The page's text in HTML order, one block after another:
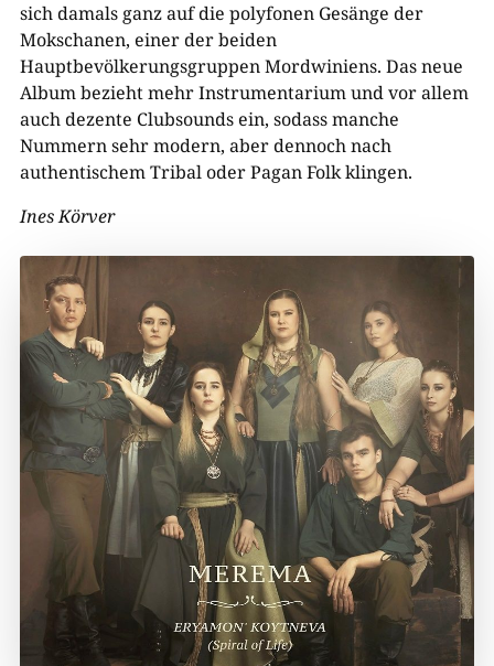
sich damals ganz auf die polyfonen Gesänge der
Mokschanen, einer der beiden
Hauptbevölkerungsgruppen Mordwiniens. Das neue
Album bezieht mehr Instrumentarium und vor allem
auch dezente Clubsounds ein, sodass manche
Nummern sehr modern, aber dennoch nach
authentischem Tribal oder Pagan Folk klingen.
Ines Körver